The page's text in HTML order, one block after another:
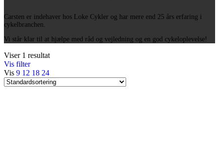
Carsten er indehaver hos Loke Cykler og har mere end 25 års erfaring i
cykelbranchen.
Vi står klar til at hjælpe med råd og vejledning og en god cykeloplevelse!
Viser 1 resultat
Vis filter
Vis 9 12 18 24